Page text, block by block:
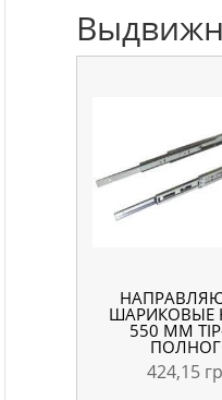
ШАРИКОВЫЕ
550 ММ
БОКОВОЙ
424,15